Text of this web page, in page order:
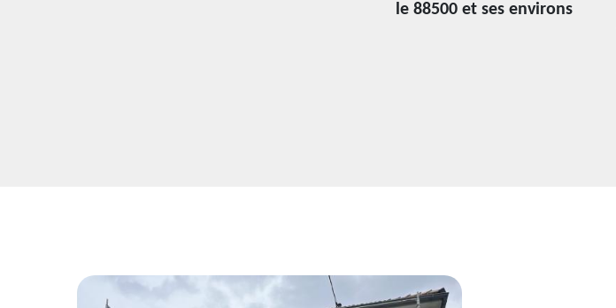
le 88500 et ses environs